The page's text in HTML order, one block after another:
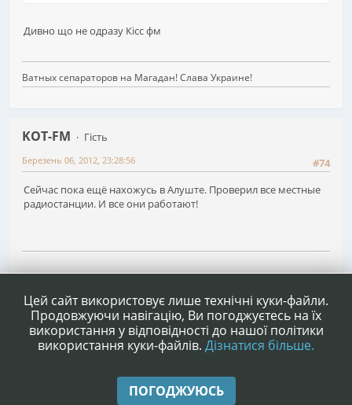
Дивно що не одразу Кісс фм
Ватных сепараторов на Магадан! Слава Украине!
KOT-FM
Гість
#74
Березень 06, 2012, 23:28:56
Сейчас пока ещё нахожусь в Алуште. Проверил все местные
радиостанции. И все они работают!
Допомога|Умови та правила|Нагору ▲
SMF 2.1.4 © 2023,Simple Machines
Цей сайт використовує лише технічні куки-файли.
Продовжуючи навігацію, Ви погоджуєтесь на їх
використання у відповідності до нашої політики
використання куки-файлів. Дізнатися більше.
ПОГОДЖУЮСЬ